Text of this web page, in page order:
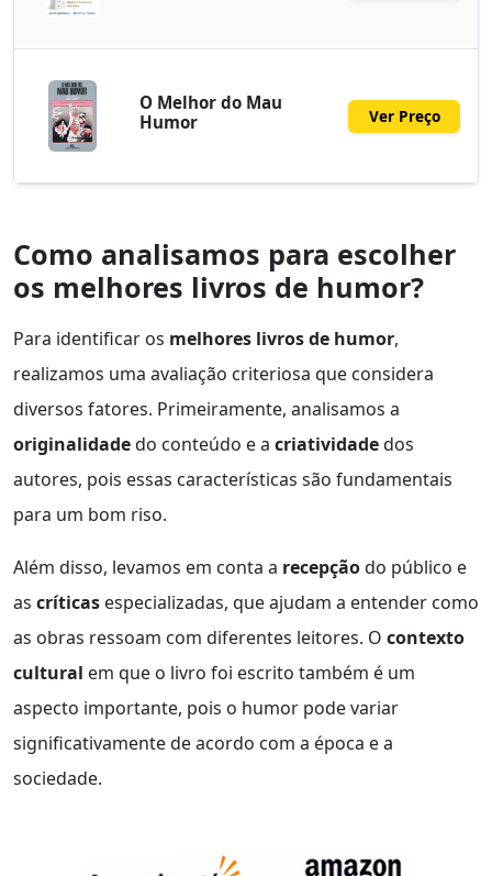
O Melhor do Mau
Humor
Ver Preço
Como analisamos para escolher
os melhores livros de humor?
Para identificar os melhores livros de humor,
realizamos uma avaliação criteriosa que considera
diversos fatores. Primeiramente, analisamos a
originalidadedo conteúdo e a criatividadedos
autores, pois essas características são fundamentais
para um bom riso.
Além disso, levamos em conta a recepçãodo público e
as críticas especializadas, que ajudam a entender como
as obras ressoam com diferentes leitores. O contexto
cultural em que o livro foi escrito também é um
aspecto importante, pois o humor pode variar
significativamente de acordo com a época e a
sociedade.